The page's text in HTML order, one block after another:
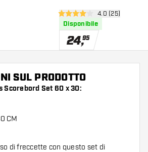
recensioni apri pannello
4 stelle di valutazione
4.0 (25)
Disponibile
24,95
SUL PRODOTTO
Scorebord Set 60 x 30:
CM
di freccette con questo set di